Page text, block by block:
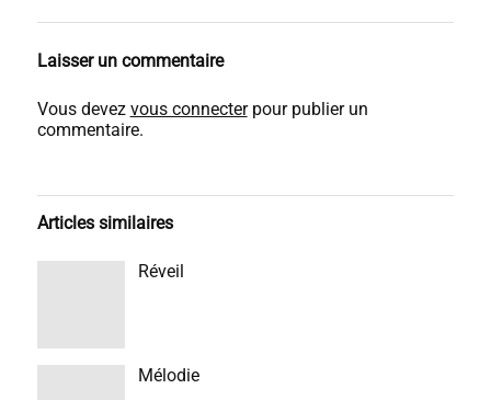
Laisser un commentaire
Vous devez vous connecterpour publier un
commentaire.
Articles similaires
Réveil
Mélodie